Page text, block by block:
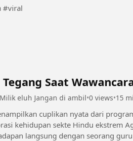
drama china #viral
Saat
eluh Jangan di ambil•0 views•15
cuplikan nyata dari
kehidupan sekte Hindu ekstrem
langsung dengan seorang